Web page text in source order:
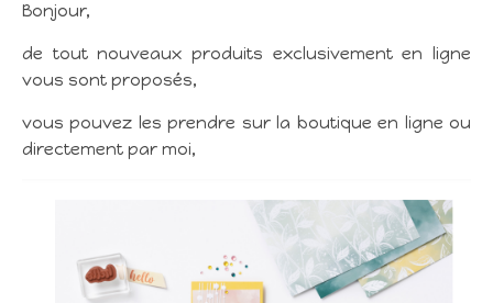
Bonjour,
de tout nouveaux produits exclusivement en ligne
vous sont proposés,
vous pouvez les prendre sur la boutique en ligne ou
directement par moi,